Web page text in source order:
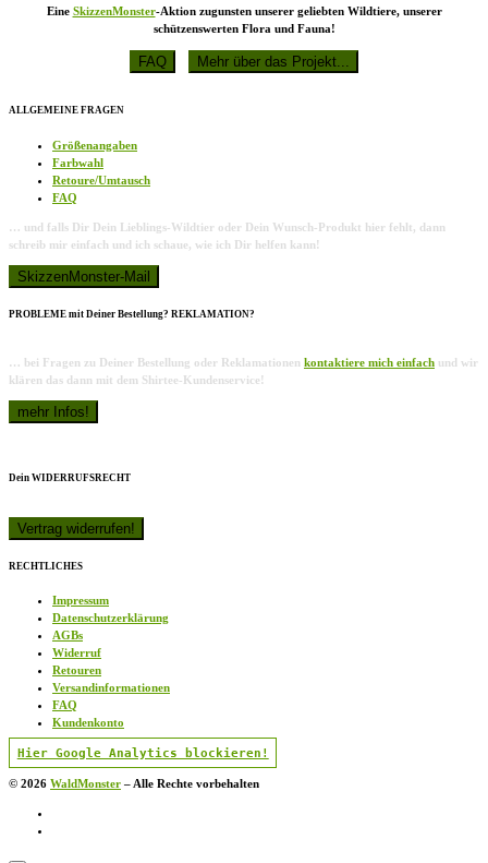
Eine SkizzenMonster-Aktion zugunsten unserer geliebten Wildtiere, unserer
schützenswerten Flora und Fauna!
ALLGEMEINE FRAGEN
Größenangaben
Farbwahl
Retoure/Umtausch
FAQ
… und falls Dir Dein Lieblings-Wildtier oder Dein Wunsch-Produkt hier fehlt, dann
schreib mir einfach und ich schaue, wie ich Dir helfen kann!
PROBLEME mit Deiner Bestellung? REKLAMATION?
… bei Fragen zu Deiner Bestellung oder Reklamationen kontaktiere mich einfach und wir
klären das dann mit dem Shirtee-Kundenservice!
Dein WIDERRUFSRECHT
RECHTLICHES
Impressum
Datenschutzerklärung
AGBs
Widerruf
Retouren
Versandinformationen
FAQ
Kundenkonto
Hier Google Analytics blockieren!
© 2026 WaldMonster – Alle Rechte vorbehalten